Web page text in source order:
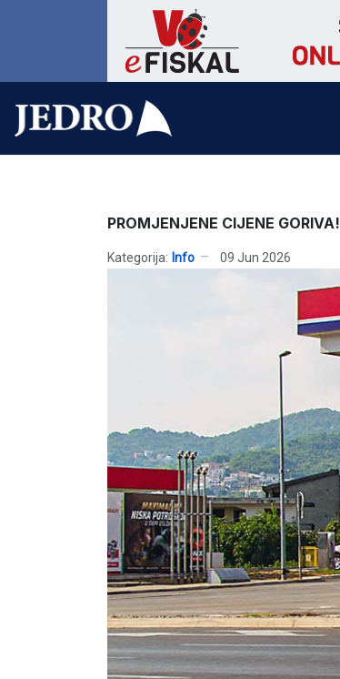
PROMJENJENE CIJENE GORIVA!
Kategorija: Info 09 Jun 2026